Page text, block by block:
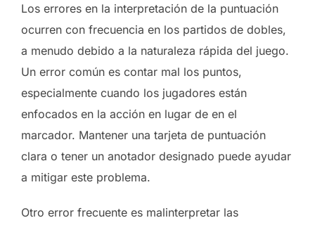
Los errores en la interpretación de la puntuación
ocurren con frecuencia en los partidos de dobles,
a menudo debido a la naturaleza rápida del juego.
Un error común es contar mal los puntos,
especialmente cuando los jugadores están
enfocados en la acción en lugar de en el
marcador. Mantener una tarjeta de puntuación
clara o tener un anotador designado puede ayudar
a mitigar este problema.
Otro error frecuente es malinterpretar las